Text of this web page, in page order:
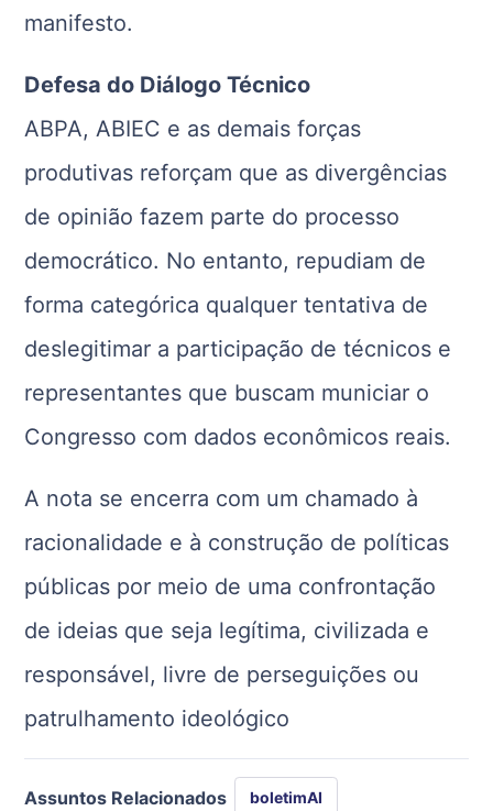
manifesto.
Defesa do Diálogo Técnico
ABPA, ABIEC e as demais forças
produtivas reforçam que as divergências
de opinião fazem parte do processo
democrático. No entanto, repudiam de
forma categórica qualquer tentativa de
deslegitimar a participação de técnicos e
representantes que buscam municiar o
Congresso com dados econômicos reais.
A nota se encerra com um chamado à
racionalidade e à construção de políticas
públicas por meio de uma confrontação
de ideias que seja legítima, civilizada e
responsável, livre de perseguições ou
patrulhamento ideológico
Assuntos Relacionados boletimAI